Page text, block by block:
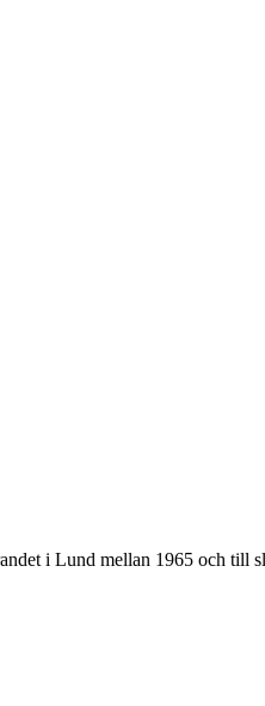
i Lund mellan 1965 och till